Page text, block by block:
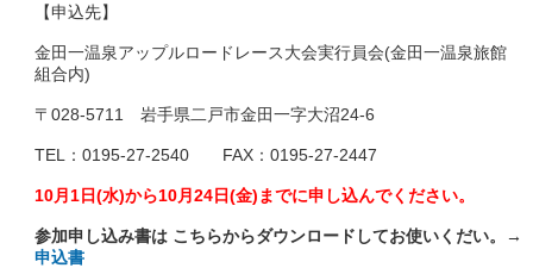
【申込先】
金田一温泉アップルロードレース大会実行員会(金田一温泉旅館
組合内)
〒028-5711 岩手県二戸市金田一字大沼24-6
TEL：0195-27-2540 FAX：0195-27-2447
10月1日(水)から10月24日(金)までに申し込んでください。
参加申し込み書は こちらからダウンロードしてお使いくだい。→
申込書